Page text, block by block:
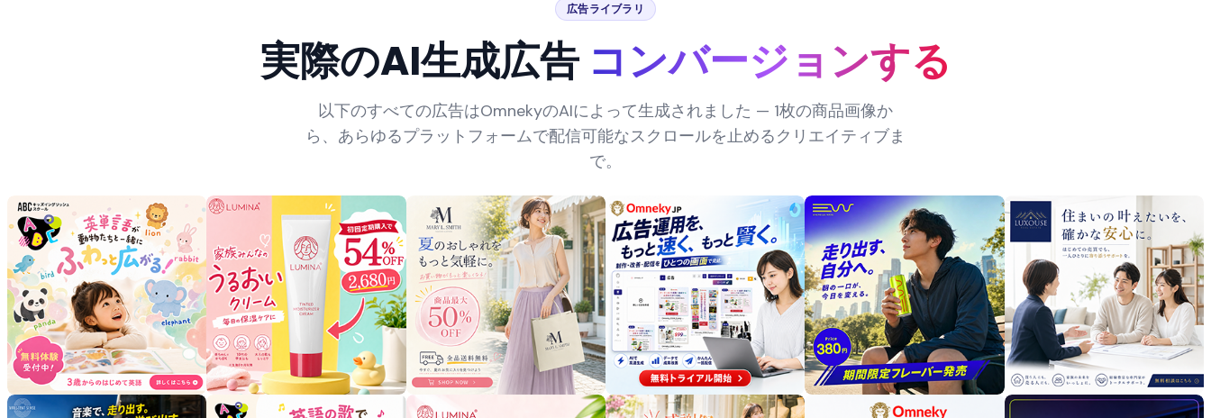
広告ライブラリ
実際のAI生成広告 コンバージョンする
以下のすべての広告はOmnekyのAIによって生成されました — 1枚の商品画像か
ら、あらゆるプラットフォームで配信可能なスクロールを止めるクリエイティブま
で。